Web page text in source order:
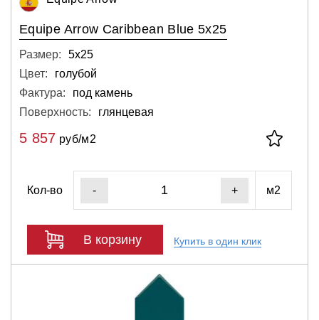
Equipe Arrow Caribbean Blue 5x25
Размер:
5х25
Цвет:
голубой
Фактура:
под камень
Поверхность:
глянцевая
5 857 руб/м2
Кол-во - + м2
В корзину Купить в один клик